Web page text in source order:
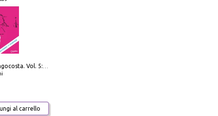
Navigare Lungocosta. Vol. 5: Corsica e Sardegna
al carrello